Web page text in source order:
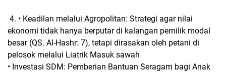
4. • Keadilan melalui Agropolitan: Strategi agar nilai
ekonomi tidak hanya berputar di kalangan pemilik modal
besar (QS. Al-Hashr: 7), tetapi dirasakan oleh petani di
pelosok melalui Liatrik Masuk sawah
• Investasi SDM: Pemberian Bantuan Seragam bagi Anak